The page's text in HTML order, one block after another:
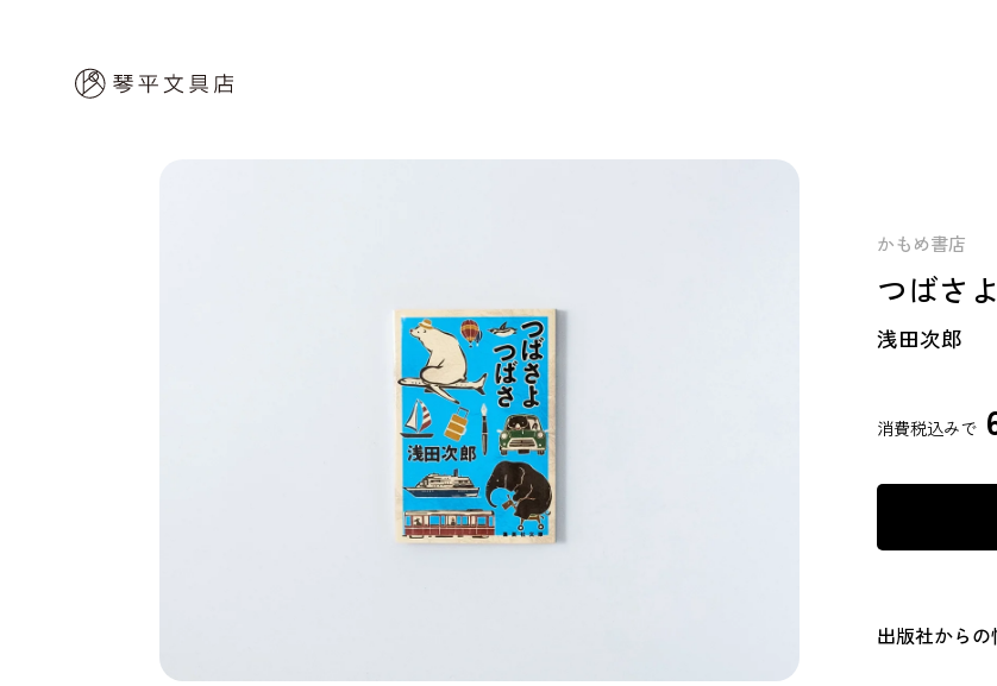
かもめ書店
つばさ
浅田次郎
消費税込みで
出版社からの